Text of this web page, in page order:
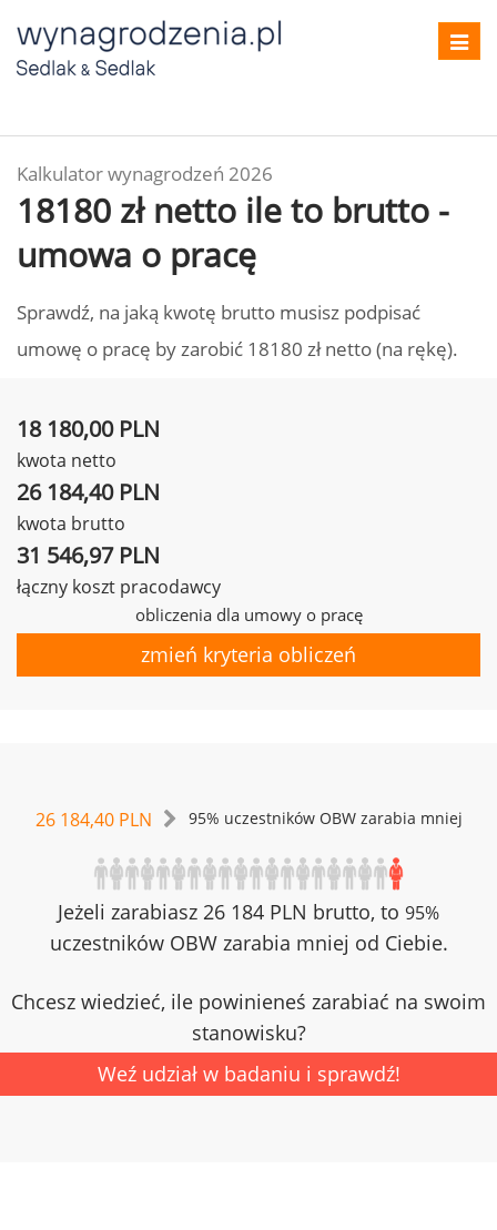
Kalkulator wynagrodzeń 2026
18180 zł netto ile to brutto -
umowa o pracę
Sprawdź, na jaką kwotę brutto musisz podpisać
umowę o pracę by zarobić 18180 zł netto (na rękę).
18 180,00 PLN
kwota netto
26 184,40 PLN
kwota brutto
31 546,97 PLN
łączny koszt pracodawcy
obliczenia dla umowy o pracę
zmień kryteria obliczeń
26 184,40 PLN 95% uczestników OBW zarabia mniej
Jeżeli zarabiasz 26 184 PLN brutto, to 95%
uczestników OBW zarabia mniej od Ciebie.
Chcesz wiedzieć, ile powinieneś zarabiać na swoim
stanowisku?
Weź udział w badaniu i sprawdź!